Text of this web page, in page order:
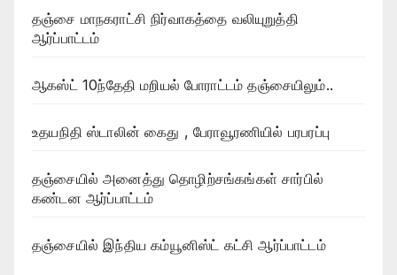
தஞ்சை மாநகராட்சி நிர்வாகத்தை வலியுறுத்தி
ஆர்ப்பாட்டம்
ஆகஸ்ட் 10ந்தேதி மறியல் போராட்டம் தஞ்சையிலும்..
உதயநிதி ஸ்டாலின் கைது , பேராவூரணியில் பரபரப்பு
தஞ்சையில் அனைத்து தொழிற்சங்கங்கள் சார்பில்
கண்டன ஆர்ப்பாட்டம்
தஞ்சையில் இந்திய கம்யூனிஸ்ட் கட்சி ஆர்ப்பாட்டம்